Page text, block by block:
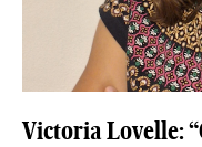
Victoria Lovelle: